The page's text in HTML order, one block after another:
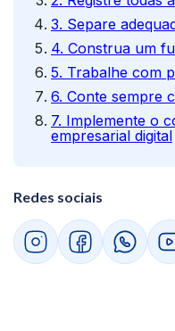
3. Separe
4. Construa um
5. Trabalhe com
6. Conte sempre
7. Implemente o
empresarial digital
Redes sociais